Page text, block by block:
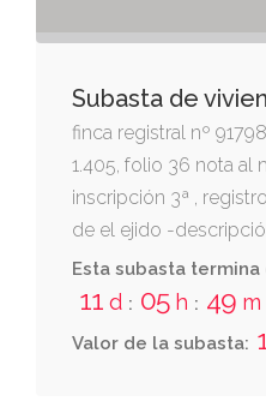
Subasta de
finca registral nº
1.405, folio 36 nota al
inscripción 3ª ,
de el ejido -
unico:
Esta subasta termina
11 d : 05 h : 48 m
Valor de la subasta: